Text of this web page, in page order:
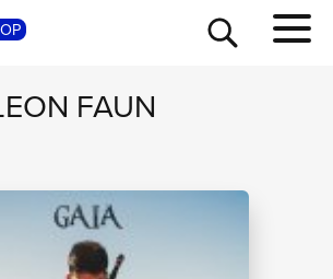
FAUN